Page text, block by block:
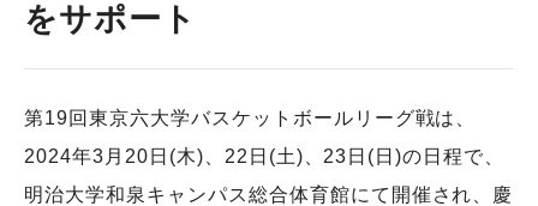
をサポート
第19回東京六大学バスケットボールリーグ戦は、
2024年3月20日(木)、22日(土)、23日(日)の日程で、
明治大学和泉キャンパス総合体育館にて開催され、慶